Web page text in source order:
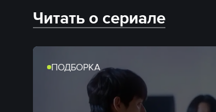
Читать о сериале
ПОДБОРКА